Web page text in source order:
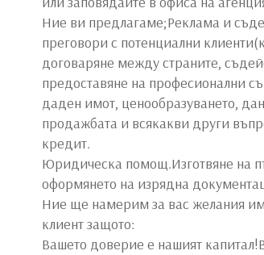
Ние ви предлагаме;Реклама и
преговори с потенциални
договаряне между страните,
предоставяне на професионални
даден имот, ценообразуването,
продажбата и всякакви други
кредит.
Юридическа помощ.Изготвяне на
оформянето на изрядна
Ние ще намерим за вас желания
клиент защото:
Вашето доверие е нашият